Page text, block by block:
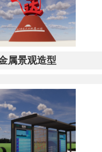
属景观造型